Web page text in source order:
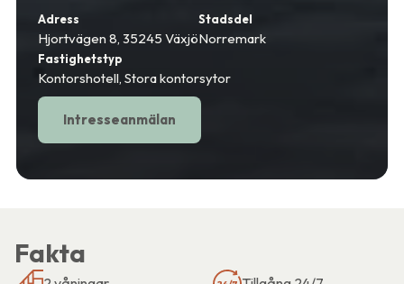
Adress
Hjortvägen 8, 35245 Växjö
Stadsdel
Norremark
Fastighetstyp
Kontorshotell, Stora kontorsytor
Intresseanmälan
Fakta